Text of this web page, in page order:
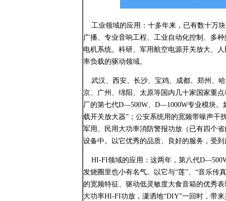
工业领域的应用：十多年来，已有数十万
广播、专业音响工程、工业自动化控制、多
电机系统。科研、军用航空电源开关放大、
率负载的驱动领域。
武汉、西安、长沙、宝鸡、成都、郑州、
京、广州、绵阳、太原等国内几十家国家重
厂的第七代D—500W、D—1000W专业模块。
载开关放大器”；公安系统用的宽频带噪声干
军用、民用大功率消防警报功放（已有四个
设备中。以它优秀的品质、良好的服务，受
HI-FI领域的应用：这两年，第八代
发烧圈里也小有名气。以它与“莲”、“音乐传
的宽频特征、驱动低灵敏度大食音箱的优秀
大功率HI-FI功放，潇洒地“DIY”一回时，带